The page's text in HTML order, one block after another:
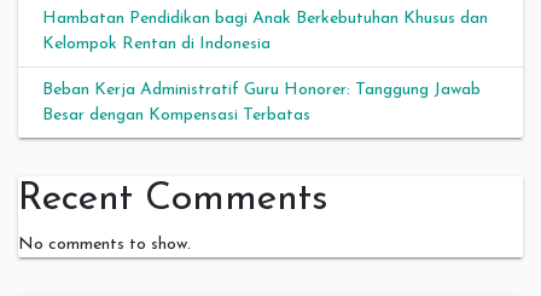
Hambatan Pendidikan bagi Anak Berkebutuhan Khusus dan
Kelompok Rentan di Indonesia
Beban Kerja Administratif Guru Honorer: Tanggung Jawab
Besar dengan Kompensasi Terbatas
Recent Comments
No comments to show.